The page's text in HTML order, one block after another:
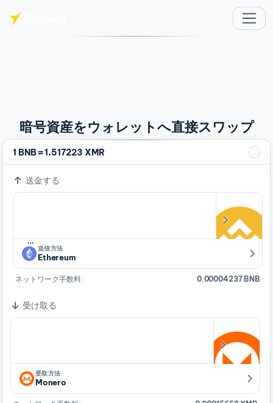
暗号資産をウォレットへ直接スワップ
1 BNB=1.517223 XMR
送金する
…
送信方法
Ethereum
ネットワーク手数料: 0.00004237 BNB
受け取る
受取方法
Monero